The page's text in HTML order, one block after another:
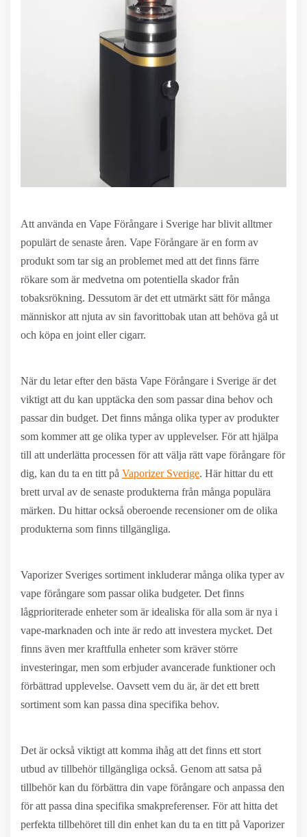
Att använda en Vape Förångare i Sverige har blivit alltmer
populärt de senaste åren. Vape Förångare är en form av
produkt som tar sig an problemet med att det finns färre
rökare som är medvetna om potentiella skador från
tobaksrökning. Dessutom är det ett utmärkt sätt för många
människor att njuta av sin favorittobak utan att behöva gå ut
och köpa en joint eller cigarr.
När du letar efter den bästa Vape Förångare i Sverige är det
viktigt att du kan upptäcka den som passar dina behov och
passar din budget. Det finns många olika typer av produkter
som kommer att ge olika typer av upplevelser. För att hjälpa
till att underlätta processen för att välja rätt vape förångare för
dig, kan du ta en titt på Vaporizer Sverige. Här hittar du ett
brett urval av de senaste produkterna från många populära
märken. Du hittar också oberoende recensioner om de olika
produkterna som finns tillgängliga.
Vaporizer Sveriges sortiment inkluderar många olika typer av
vape förångare som passar olika budgeter. Det finns
lågprioriterade enheter som är idealiska för alla som är nya i
vape-marknaden och inte är redo att investera mycket. Det
finns även mer kraftfulla enheter som kräver större
investeringar, men som erbjuder avancerade funktioner och
förbättrad upplevelse. Oavsett vem du är, är det ett brett
sortiment som kan passa dina specifika behov.
Det är också viktigt att komma ihåg att det finns ett stort
utbud av tillbehör tillgängliga också. Genom att satsa på
tillbehör kan du förbättra din vape förångare och anpassa den
för att passa dina specifika smakpreferenser. För att hitta det
perfekta tillbehöret till din enhet kan du ta en titt på Vaporizer